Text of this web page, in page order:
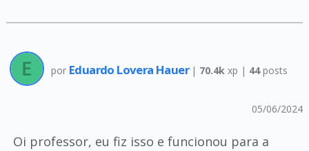
por Eduardo Lovera Hauer | 70.4k xp | 44posts
05/06/2024
Oi professor, eu fiz isso e funcionou para a